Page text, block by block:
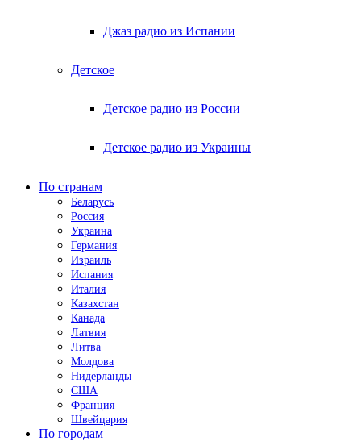
Джаз радио из Испании
Детское
Детское радио из России
Детское радио из Украины
По странам
Беларусь
Россия
Украина
Германия
Израиль
Испания
Италия
Казахстан
Канада
Латвия
Литва
Молдова
Нидерланды
США
Франция
Швейцария
По городам